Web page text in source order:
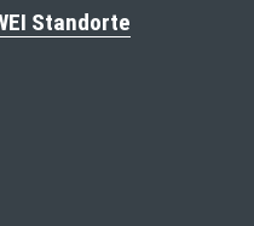
Standorte